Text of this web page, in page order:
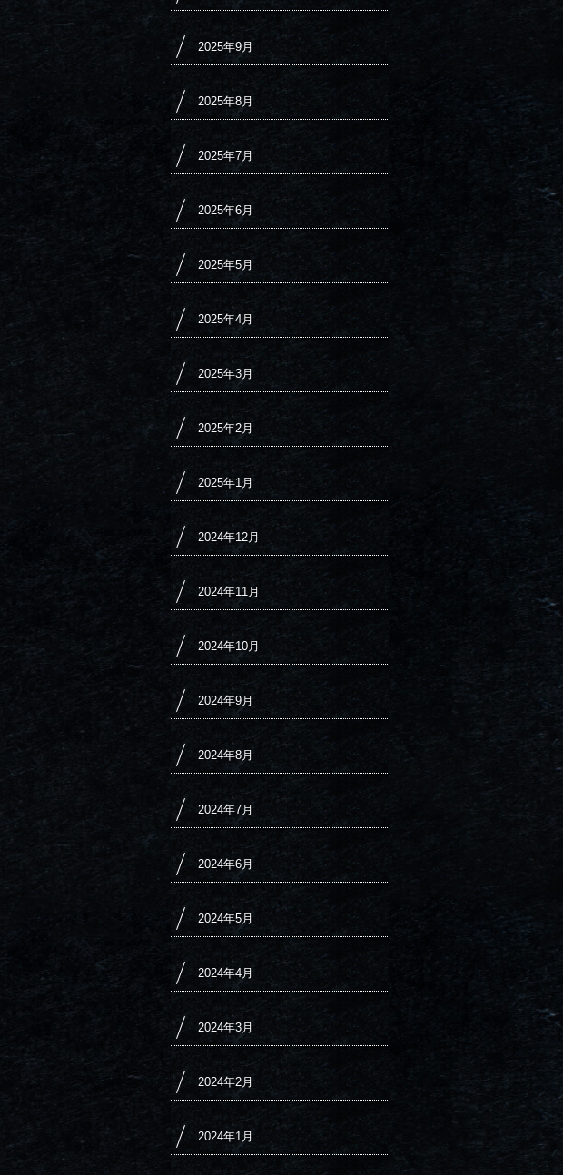
2025年9月
2025年8月
2025年7月
2025年6月
2025年5月
2025年4月
2025年3月
2025年2月
2025年1月
2024年12月
2024年11月
2024年10月
2024年9月
2024年8月
2024年7月
2024年6月
2024年5月
2024年4月
2024年3月
2024年2月
2024年1月